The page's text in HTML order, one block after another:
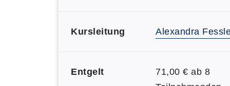
Kursleitung Alexandra
Entgelt
71,00 € ab 8